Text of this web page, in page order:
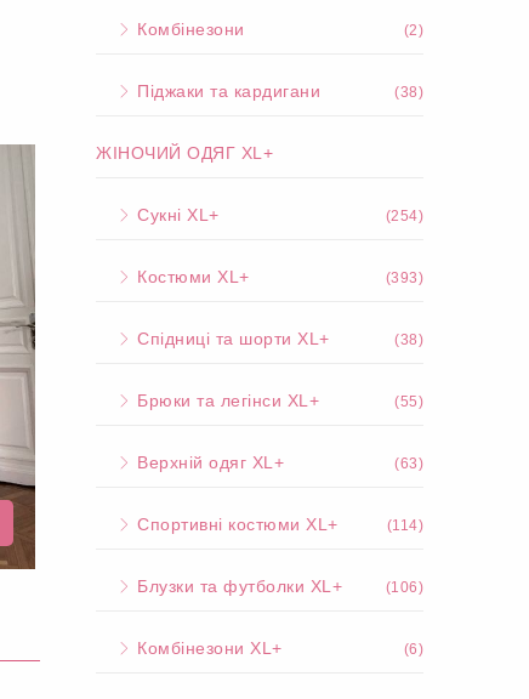
Комбінезони (2)
Піджаки та кардигани (38)
ЖІНОЧИЙ ОДЯГ XL+
Сукні XL+ (254)
Костюми XL+ (393)
Спідниці та шорти XL+ (38)
Брюки та легінси XL+ (55)
Верхній одяг XL+ (63)
Спортивні костюми XL+ (114)
Блузки та футболки XL+ (106)
Комбінезони XL+ (6)